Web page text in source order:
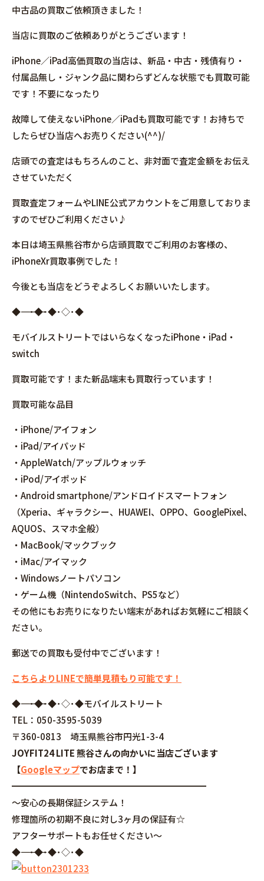
中古品の買取ご依頼頂きました！
当店に買取のご依頼ありがとうございます！
iPhone／iPad高価買取の当店は、新品・中古・残債有り・
付属品無し・ジャンク品に関わらずどんな状態でも買取可能
です！不要になったり
故障して使えないiPhone／iPadも買取可能です！お持ちで
したらぜひ当店へお売りください(^^)/
店頭での査定はもちろんのこと、非対面で査定金額をお伝え
させていただく
買取査定フォームやLINE公式アカウントをご用意しておりま
すのでぜひご利用ください♪
本日は埼玉県熊谷市から店頭買取でご利用のお客様の、
iPhoneXr買取事例でした！
今後とも当店をどうぞよろしくお願いいたします。
◆――――――――――――――――･◆･◆･◇･◆
モバイルストリートではいらなくなったiPhone・iPad・
switch
買取可能です！また新品端末も買取行っています！
買取可能な品目
・iPhone/アイフォン
・iPad/アイパッド
・AppleWatch/アップルウォッチ
・iPod/アイポッド
・Android smartphone/アンドロイドスマートフォン
（Xperia、ギャラクシー、HUAWEI、OPPO、GooglePixel、
AQUOS、スマホ全般）
・MacBook/マックブック
・iMac/アイマック
・Windowsノートパソコン
・ゲーム機（NintendoSwitch、PS5など）
その他にもお売りになりたい端末があればお気軽にご相談く
ださい。
郵送での買取も受付中でございます！
こちらよりLINEで簡単見積もり可能です！
◆――――――――――――――――･◆･◆･◇･◆モバイルストリート
TEL：050-3595-5039
〒360-0813 埼玉県熊谷市円光1-3-4
JOYFIT24 LITE 熊谷さんの向かいに当店ございます
【Googleマップでお店まで！】
━━━━━━━━━━━━━━━━━━━━━━
～安心の長期保証システム！
修理箇所の初期不良に対し3ヶ月の保証有☆
アフターサポートもお任せください～
◆――――――――――――――――･◆･◆･◇･◆